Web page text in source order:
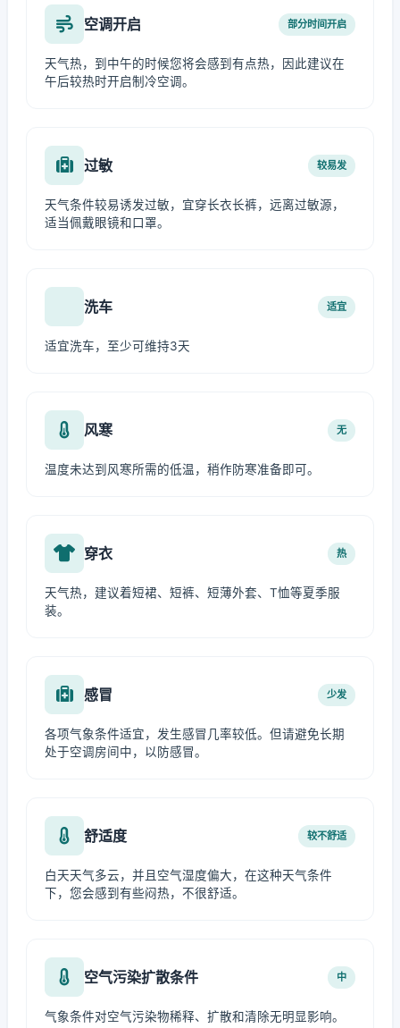
空调开启 部分时间开启
天气热，到中午的时候您将会感到有点热，因此建议在
午后较热时开启制冷空调。
过敏 较易发
天气条件较易诱发过敏，宜穿长衣长裤，远离过敏源，
适当佩戴眼镜和口罩。
洗车 适宜
适宜洗车，至少可维持3天
风寒 无
温度未达到风寒所需的低温，稍作防寒准备即可。
穿衣 热
天气热，建议着短裙、短裤、短薄外套、T恤等夏季服
装。
感冒 少发
各项气象条件适宜，发生感冒几率较低。但请避免长期
处于空调房间中，以防感冒。
舒适度 较不舒适
白天天气多云，并且空气湿度偏大，在这种天气条件
下，您会感到有些闷热，不很舒适。
空气污染扩散条件 中
气象条件对空气污染物稀释、扩散和清除无明显影响。